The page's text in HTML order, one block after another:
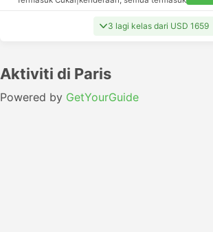
3 lagi kelas dari USD 1659
Aktiviti di Paris
Powered by GetYourGuide